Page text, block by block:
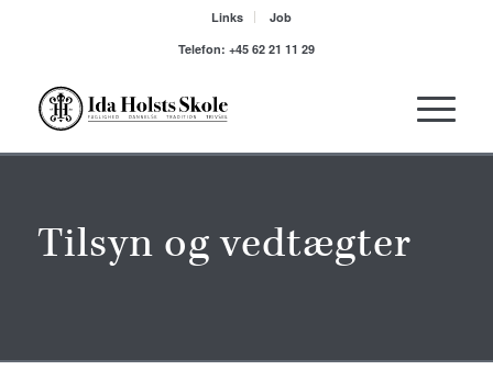
Links
Job
Telefon: +45 62 21 11 29
Tilsyn og vedtægter